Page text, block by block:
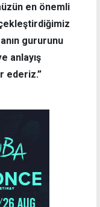
en önemli
gururunu
anlayış
ederiz.”